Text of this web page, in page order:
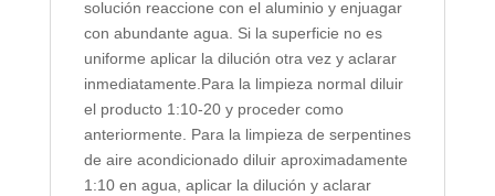
solución reaccione con el aluminio y enjuagar
con abundante agua. Si la superficie no es
uniforme aplicar la dilución otra vez y aclarar
inmediatamente.Para la limpieza normal diluir
el producto 1:10-20 y proceder como
anteriormente. Para la limpieza de serpentines
de aire acondicionado diluir aproximadamente
1:10 en agua, aplicar la dilución y aclarar